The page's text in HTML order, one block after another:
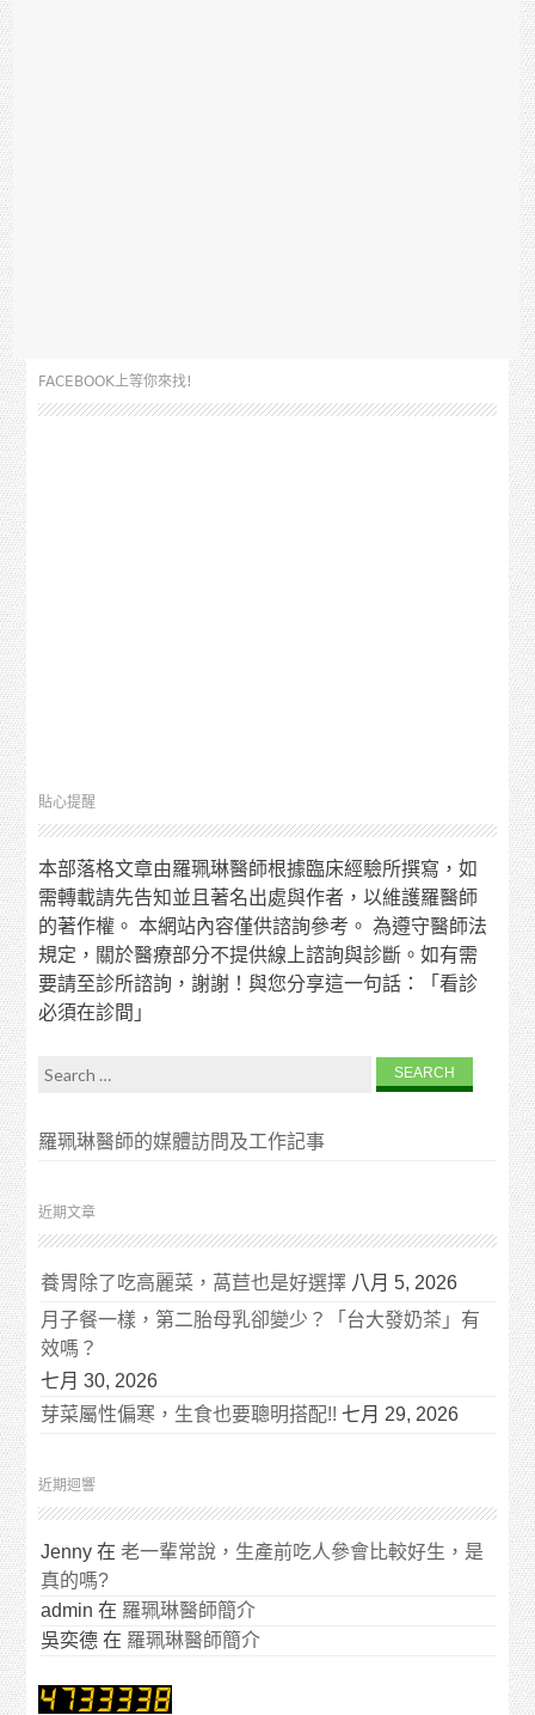
FACEBOOK上等你來找!
貼心提醒
本部落格文章由羅珮琳醫師根據臨床經驗所撰寫，如
需轉載請先告知並且著名出處與作者，以維護羅醫師
的著作權。 本網站內容僅供諮詢參考。 為遵守醫師法
規定，關於醫療部分不提供線上諮詢與診斷。如有需
要請至診所諮詢，謝謝！與您分享這一句話：「看診
必須在診間」
Search for:
羅珮琳醫師的媒體訪問及工作記事
近期文章
養胃除了吃高麗菜，萵苣也是好選擇 八月 5, 2026
月子餐一樣，第二胎母乳卻變少？「台大發奶茶」有
效嗎？
七月 30, 2026
芽菜屬性偏寒，生食也要聰明搭配!! 七月 29, 2026
近期迴響
Jenny 在老一輩常說，生產前吃人參會比較好生，是
真的嗎?
admin 在 羅珮琳醫師簡介
吳奕德 在 羅珮琳醫師簡介